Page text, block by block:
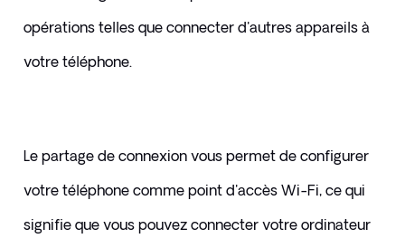
opérations telles que connecter d'autres appareils à
votre téléphone.
​Le partage de connexion vous permet de configurer
votre téléphone comme point d'accès Wi-Fi, ce qui
signifie que vous pouvez connecter votre ordinateur